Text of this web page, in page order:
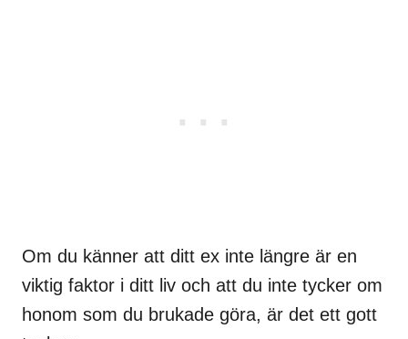
Om du känner att ditt ex inte längre är en
viktig faktor i ditt liv och att du inte tycker om
honom som du brukade göra, är det ett gott